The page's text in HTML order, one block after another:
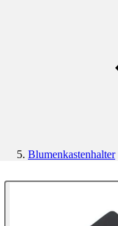
Blumenkastenhalter